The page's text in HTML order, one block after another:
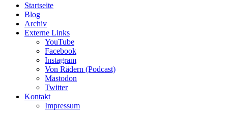
Startseite
Blog
Archiv
Externe Links
YouTube
Facebook
Instagram
Von Rädern (Podcast)
Mastodon
Twitter
Kontakt
Impressum